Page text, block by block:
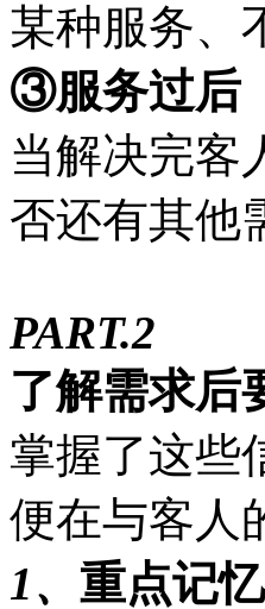
某种服务、
③服务过后
当解决完客
否还有其他
PART.2
了解需求后
掌握了这些
便在与客人
1、 重点记忆